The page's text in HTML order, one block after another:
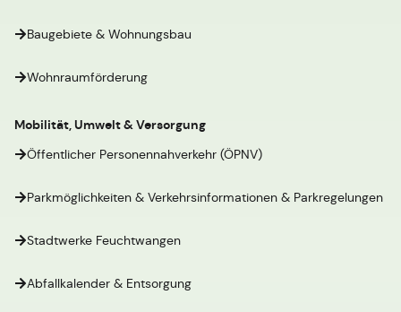
Baugebiete & Wohnungsbau
Wohnraumförderung
Mobilität, Umwelt & Versorgung
Öffentlicher Personennahverkehr (ÖPNV)
Parkmöglichkeiten & Verkehrsinformationen & Parkregelungen
Stadtwerke Feuchtwangen
Abfallkalender & Entsorgung